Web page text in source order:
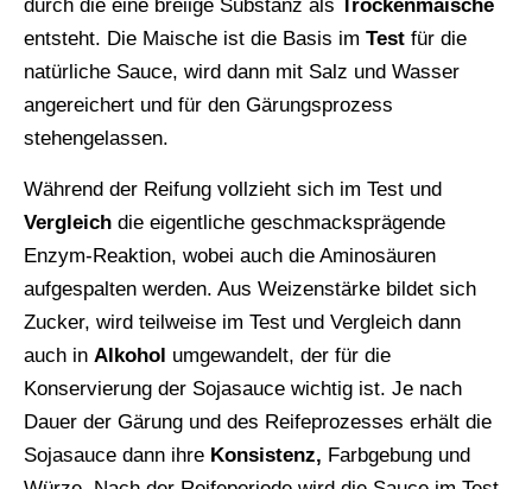
durch die eine breiige Substanz als
Trockenmaische
entsteht. Die Maische ist die Basis im Test für die
natürliche Sauce, wird dann mit Salz und Wasser
angereichert und für den Gärungsprozess
stehengelassen.
Während der Reifung vollzieht sich im Test und
Vergleich die eigentliche geschmacksprägende
Enzym-Reaktion, wobei auch die Aminosäuren
aufgespalten werden. Aus Weizenstärke bildet sich
Zucker, wird teilweise im Test und Vergleich dann
auch in Alkohol umgewandelt, der für die
Konservierung der Sojasauce wichtig ist. Je nach
Dauer der Gärung und des Reifeprozesses erhält die
Sojasauce dann ihre Konsistenz, Farbgebung und